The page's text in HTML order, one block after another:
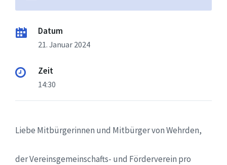
Datum
21. Januar 2024
Zeit
14:30
Liebe Mitbürgerinnen und Mitbürger von Wehrden,
der Vereinsgemeinschafts- und Förderverein pro